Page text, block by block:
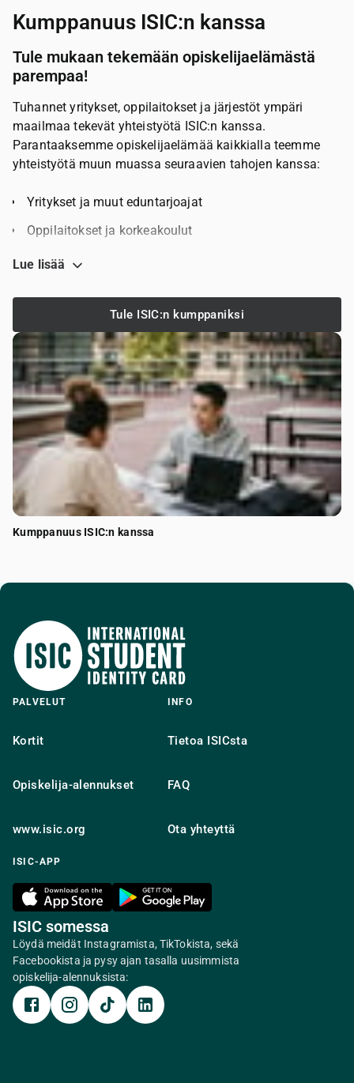
Kumppanuus ISIC:n kanssa
Tule mukaan tekemään opiskelijaelämästä
parempaa!
Tuhannet yritykset, oppilaitokset ja järjestöt ympäri
maailmaa tekevät yhteistyötä ISIC:n kanssa.
Parantaaksemme opiskelijaelämää kaikkialla teemme
yhteistyötä muun muassa seuraavien tahojen kanssa:
Yritykset ja muut eduntarjoajat
Oppilaitokset ja korkeakoulut
Opiskelijajärjestöt
löydetään yhdessä sinun organisaatiollesi sopivin
vaihtoehto!
Lue lisää
Tule ISIC:n kumppaniksi
Kumppanuus ISIC:n kanssa
PALVELUT
Kortit
Opiskelija-alennukset
www.isic.org
INFO
Tietoa ISICsta
FAQ
Ota yhteyttä
ISIC-APP
ISIC somessa
Löydä meidät Instagramista, TikTokista, sekä
Facebookista ja pysy ajan tasalla uusimmista
opiskelija-alennuksista: